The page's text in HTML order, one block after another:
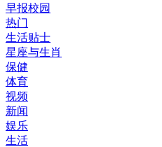
早报校园
热门
生活贴士
星座与生肖
保健
体育
视频
新闻
娱乐
生活